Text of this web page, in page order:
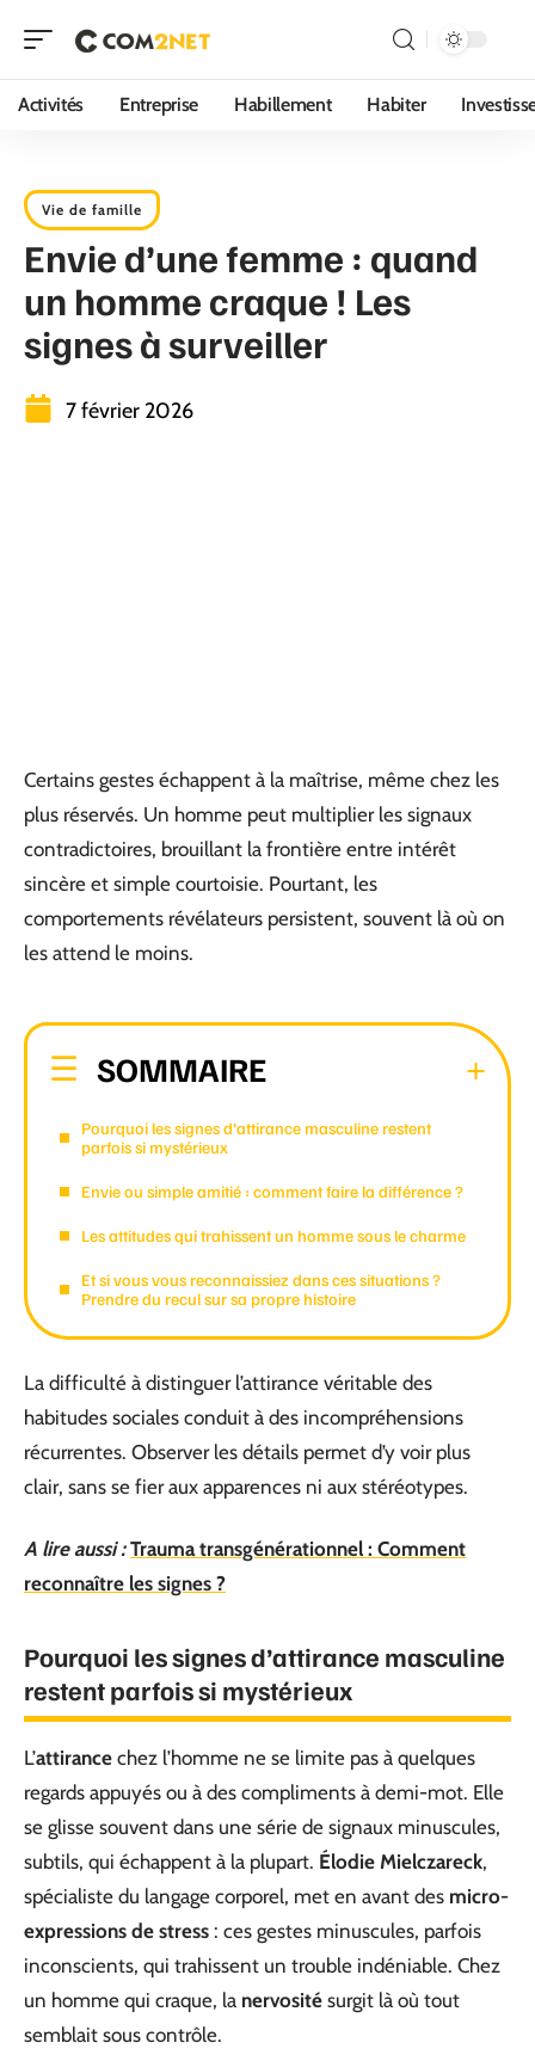
Activités Entreprise Habillement Habiter
Vie de famille
Envie d’une femme : quand
un homme craque ! Les
signes à surveiller
7 février 2026
Certains gestes échappent à la maîtrise, même chez les
plus réservés. Un homme peut multiplier les signaux
contradictoires, brouillant la frontière entre intérêt
sincère et simple courtoisie. Pourtant, les
comportements révélateurs persistent, souvent là où on
les attend le moins.
SOMMAIRE
Pourquoi les signes d’attirance masculine restent
parfois si mystérieux
Envie ou simple amitié : comment faire la différence ?
Les attitudes qui trahissent un homme sous le charme
Et si vous vous reconnaissiez dans ces situations ?
Prendre du recul sur sa propre histoire
La difficulté à distinguer l’attirance véritable des
habitudes sociales conduit à des incompréhensions
récurrentes. Observer les détails permet d’y voir plus
clair, sans se fier aux apparences ni aux stéréotypes.
A lire aussi : Trauma transgénérationnel : Comment
reconnaître les signes ?
Pourquoi les signes d’attirance masculine
restent parfois si mystérieux
L’attirance chez l’homme ne se limite pas à quelques
regards appuyés ou à des compliments à demi-mot. Elle
se glisse souvent dans une série de signaux minuscules,
subtils, qui échappent à la plupart. Élodie Mielczareck,
spécialiste du langage corporel, met en avant des micro-
expressions de stress : ces gestes minuscules, parfois
inconscients, qui trahissent un trouble indéniable. Chez
un homme qui craque, la nervosité surgit là où tout
semblait sous contrôle.